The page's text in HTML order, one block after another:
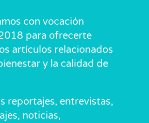
con vocación
para ofrecerte
artículos relacionados
y la calidad de
reportajes, entrevistas,
noticias,